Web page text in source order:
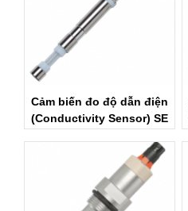
Cảm biến đo độ dẫn điện
(Conductivity Sensor) SE